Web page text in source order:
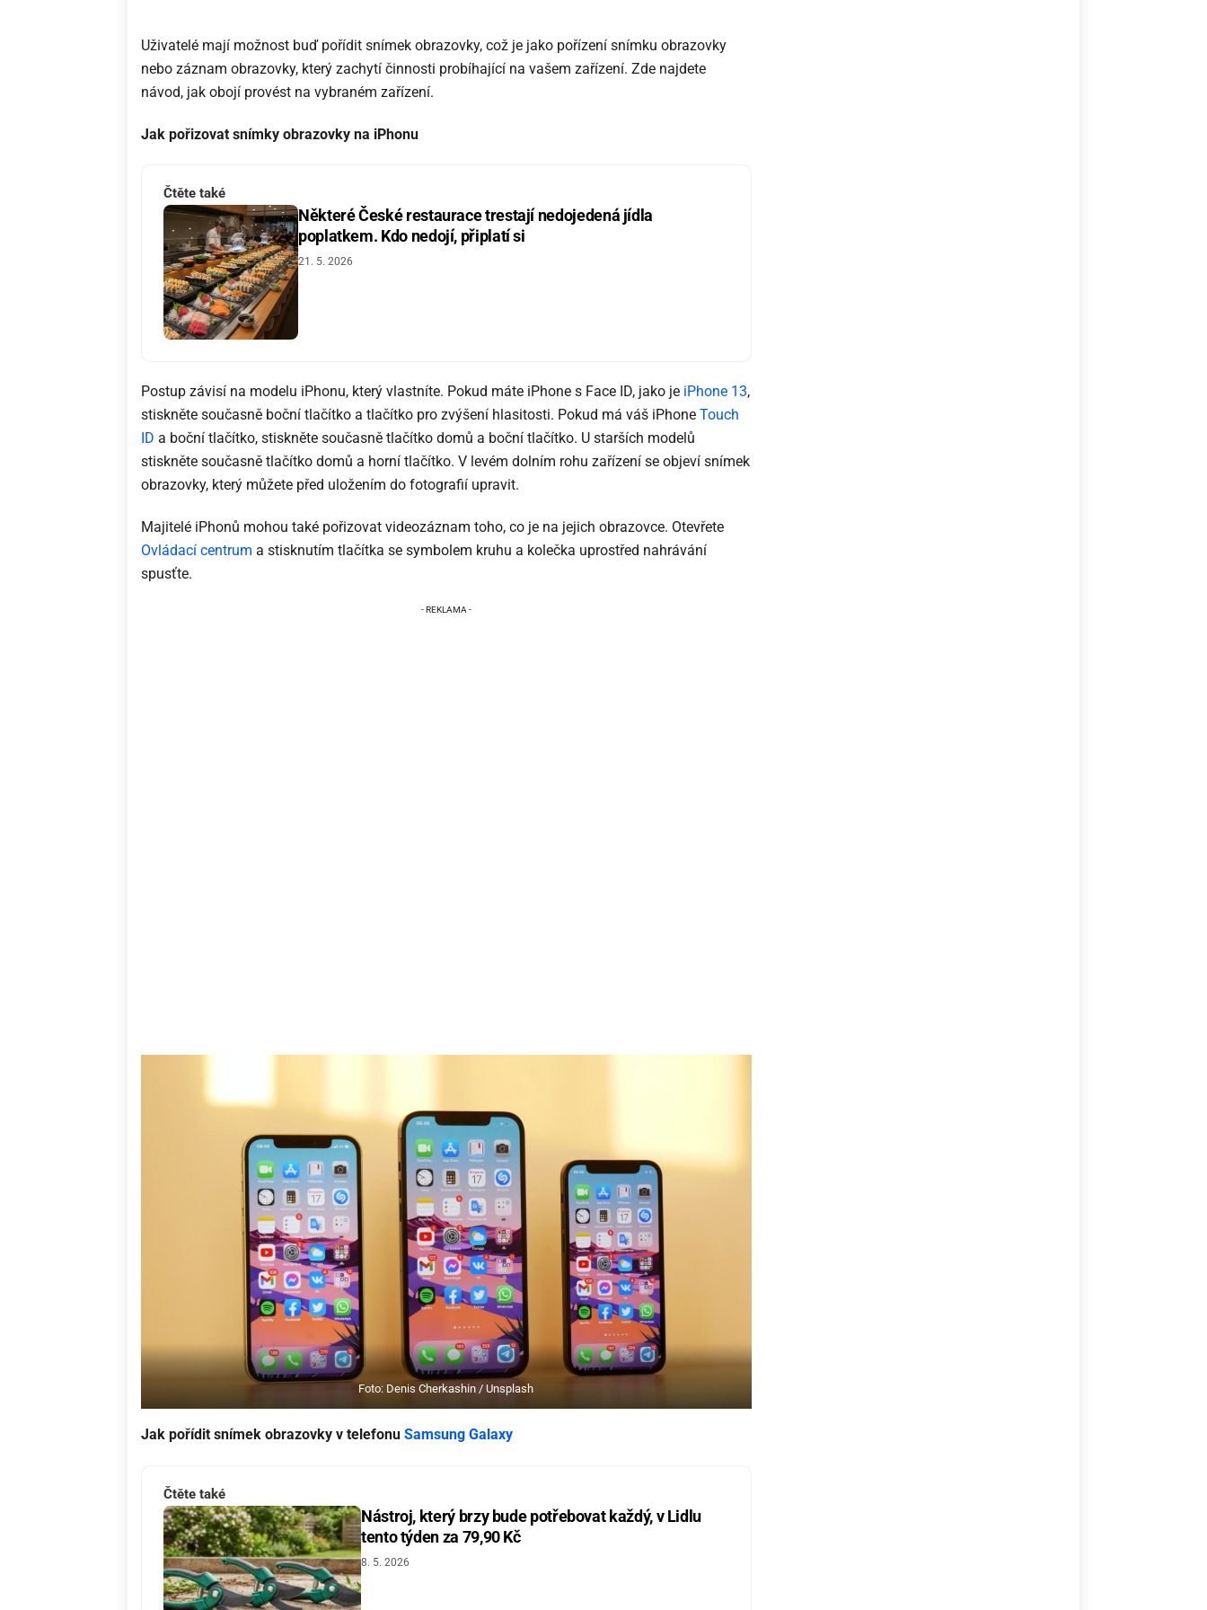
Uživatelé mají možnost buď pořídit snímek obrazovky, což je jako pořízení snímku obrazovky
nebo záznam obrazovky, který zachytí činnosti probíhající na vašem zařízení. Zde najdete
návod, jak obojí provést na vybraném zařízení.
Jak pořizovat snímky obrazovky na iPhonu
Čtěte také
Některé České restaurace trestají nedojedená jídla
poplatkem. Kdo nedojí, připlatí si
21. 5. 2026
Postup závisí na modelu iPhonu, který vlastníte. Pokud máte iPhone s Face ID, jako je iPhone 13,
stiskněte současně boční tlačítko a tlačítko pro zvýšení hlasitosti. Pokud má váš iPhone Touch
ID a boční tlačítko, stiskněte současně tlačítko domů a boční tlačítko. U starších modelů
stiskněte současně tlačítko domů a horní tlačítko. V levém dolním rohu zařízení se objeví snímek
obrazovky, který můžete před uložením do fotografií upravit.
Majitelé iPhonů mohou také pořizovat videozáznam toho, co je na jejich obrazovce. Otevřete
Ovládací centrum a stisknutím tlačítka se symbolem kruhu a kolečka uprostřed nahrávání
spusťte.
Foto: Denis Cherkashin / Unsplash
Jak pořídit snímek obrazovky v telefonu Samsung Galaxy
Čtěte také
Nástroj, který brzy bude potřebovat každý, v Lidlu
tento týden za 79,90 Kč
8. 5. 2026